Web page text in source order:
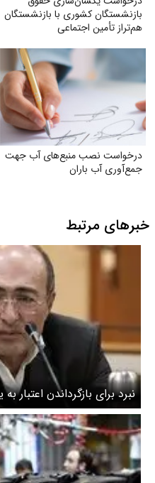
بازنشستگان کشوری با بازنشستگان
هم‌تراز تأمین اجتماعی
درخواست نصب منبع‌های آب جهت
جمع‌آوری آب باران
خبرهای مرتبط
نبرد برای بازگرداندن اعتبار